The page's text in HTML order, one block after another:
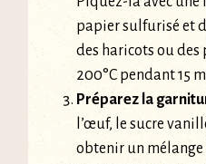
papier sulfurisé et
des haricots ou des
200°C pendant 15
Préparez la
l’œuf, le sucre
obtenir un mélange